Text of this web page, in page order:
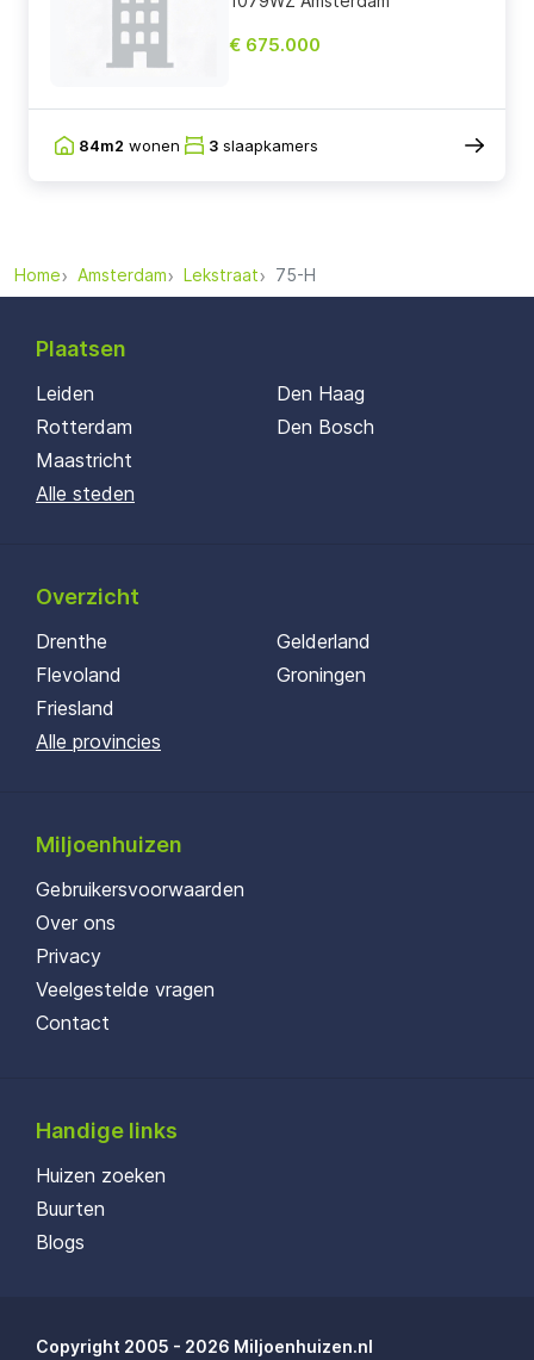
€ 675.000
84m2 wonen 3 slaapkamers
Home Amsterdam Lekstraat 75-H
Plaatsen
Leiden
Rotterdam
Maastricht
Den Haag
Den Bosch
Alle steden
Overzicht
Drenthe
Flevoland
Friesland
Gelderland
Groningen
Alle provincies
Miljoenhuizen
Gebruikersvoorwaarden
Over ons
Privacy
Veelgestelde vragen
Contact
Handige links
Huizen zoeken
Buurten
Blogs
Copyright 2005 - 2026 Miljoenhuizen.nl